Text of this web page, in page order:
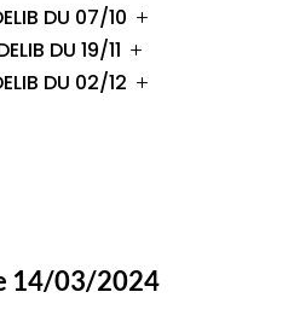
DU 07/10
DU 19/11
DU 02/12
14/03/2024